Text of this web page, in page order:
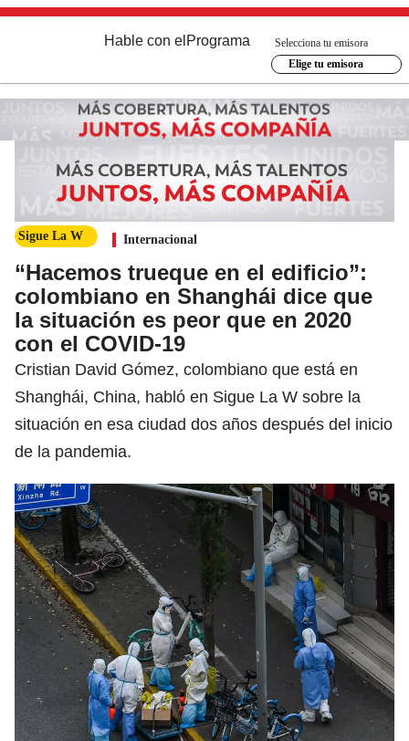
Hable con el Programa
Selecciona tu emisora
Elige tu emisora
Sigue La W Internacional
“Hacemos trueque en el edificio”:
colombiano en Shanghái dice que
la situación es peor que en 2020
con el COVID-19
Cristian David Gómez, colombiano que está en
Shanghái, China, habló en Sigue La W sobre la
situación en esa ciudad dos años después del inicio
de la pandemia.